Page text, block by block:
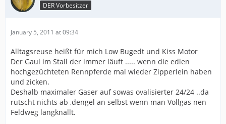
DER Vorbesitzer
January 5, 2011 at 09:34
Alltagsreuse heißt für mich Low Bugedt und Kiss Motor
Der Gaul im Stall der immer läuft ..... wenn die edlen
hochgezüchteten Rennpferde mal wieder Zipperlein haben
und zicken.
Deshalb maximaler Gaser auf sowas ovalisierter 24/24 ..da
rutscht nichts ab ,dengel an selbst wenn man Vollgas nen
Feldweg langknallt.